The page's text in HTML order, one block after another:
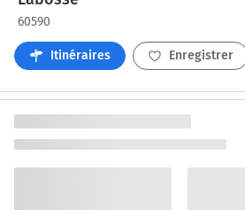
60590
Itinéraires Enregistrer